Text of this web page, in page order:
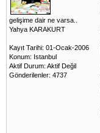
gelişime dair ne varsa..
Yahya KARAKURT
Kayıt Tarihi: 01-Ocak-2006
Konum: Istanbul
Aktif Durum: Aktif Değil
Gönderilenler: 4737